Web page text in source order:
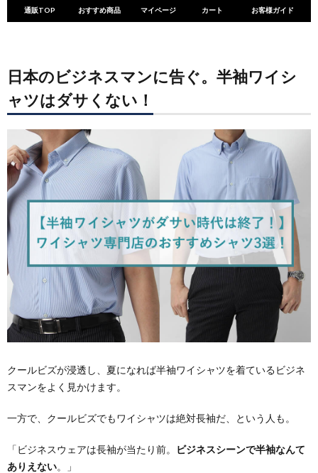
通販TOP おすすめ商品 マイページ カート お客様ガイド
日本のビジネスマンに告ぐ。半袖ワイシ
ャツはダサくない！
クールビズが浸透し、夏になれば半袖ワイシャツを着ているビジネ
スマンをよく見かけます。
一方で、クールビズでもワイシャツは絶対長袖だ、という人も。
「ビジネスウェアは長袖が当たり前。
ビジネスシーンで半袖なんて
ありえない。」